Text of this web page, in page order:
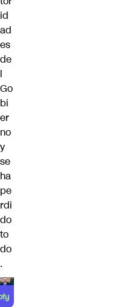
id
ad
es
de
l
Go
bi
er
no
y
se
ha
pe
rdi
do
to
do
.